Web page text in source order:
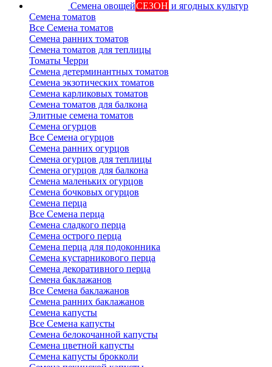
Семена овощейСЕЗОН и ягодных культур
Семена томатов
Все Семена томатов
Семена ранних томатов
Семена томатов для теплицы
Томаты Черри
Семена детерминантных томатов
Семена экзотических томатов
Семена карликовых томатов
Семена томатов для балкона
Элитные семена томатов
Семена огурцов
Все Семена огурцов
Семена ранних огурцов
Семена огурцов для теплицы
Семена огурцов для балкона
Семена маленьких огурцов
Семена бочковых огурцов
Семена перца
Все Семена перца
Семена сладкого перца
Семена острого перца
Семена перца для подоконника
Семена кустарникового перца
Семена декоративного перца
Семена баклажанов
Все Семена баклажанов
Семена ранних баклажанов
Семена капусты
Все Семена капусты
Семена белокочанной капусты
Семена цветной капусты
Семена капусты брокколи